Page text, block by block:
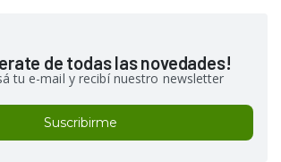
de todas las novedades!
tu e-mail y recibí nuestro newsletter
Suscribirme